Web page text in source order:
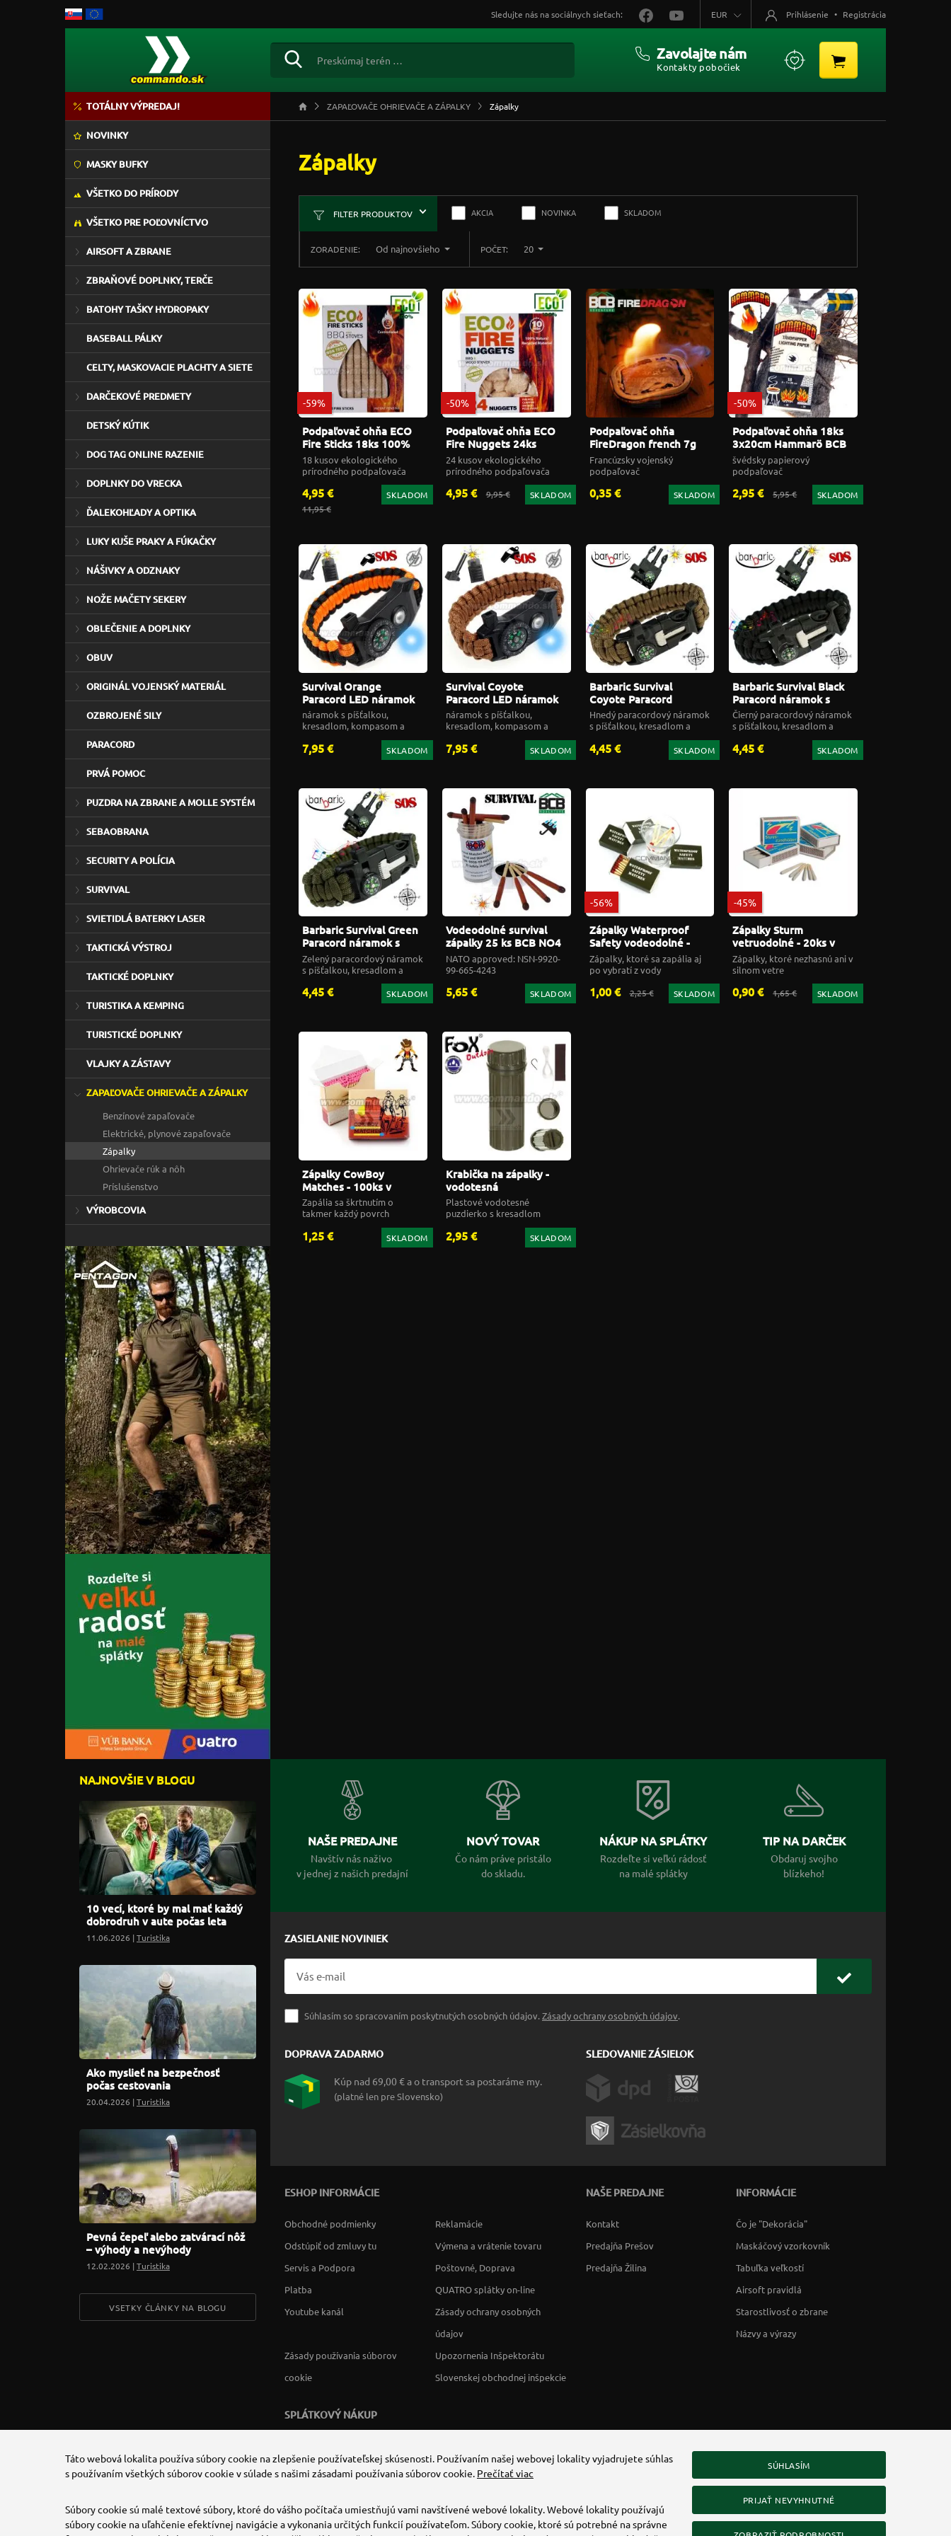
ZAPAĽOVAČE OHRIEVAČE A ZÁPALKY Zápalky
Zápalky
FILTER PRODUKTOV AKCIA NOVINKA SKLADOM
POČET: 20
ZORADENIE: Od najnovšieho
-59%
Podpaľovač ohňa ECO
Fire Sticks 18ks 100%
Natural
18 kusov ekologického
prírodného podpaľovača
4,95 €
11,95 €
SKLADOM
-50%
Podpaľovač ohňa ECO
Fire Nuggets 24ks
100% Natural
24 kusov ekologického
prírodného podpaľovača
4,95 € 9,95 € SKLADOM
Podpaľovač ohňa
FireDragon french 7g
fuel tabs BCB FD336A
Francúzsky vojenský
podpaľovač
0,35 € SKLADOM
-50%
Podpaľovač ohňa 18ks
3x20cm Hammarö BCB
Tinder CN332
švédsky papierový
podpaľovač
2,95 € 5,95 € SKLADOM
Survival Orange
Paracord LED náramok
kresadlo + kompas
Barbaric®
náramok s píšťalkou,
kresadlom, kompasom a
7,95 € SKLADOM
Survival Coyote
Paracord LED náramok
kresadlo + kompas
Barbaric®
náramok s píšťalkou,
kresadlom, kompasom a
7,95 € SKLADOM
Barbaric Survival
Coyote Paracord
náramok s kresadlom a
kompasom
Hnedý paracordový náramok
s píšťalkou, kresadlom a
4,45 € SKLADOM
Barbaric Survival Black
Paracord náramok s
kresadlom a kompasom
Čierný paracordový náramok
s píšťalkou, kresadlom a
4,45 € SKLADOM
Barbaric Survival Green
Paracord náramok s
kresadlom a kompasom
Zelený paracordový náramok
s píšťalkou, kresadlom a
4,45 € SKLADOM
Vodeodolné survival
zápalky 25 ks BCB NO4
MK3 CN327A
NATO approved: NSN-9920-
99-665-4243
5,65 € SKLADOM
-56%
Zápalky Waterproof
Safety vodeodolné -
4krabičky v balení
Zápalky, ktoré sa zapália aj
po vybratí z vody
1,00 € 2,25 € SKLADOM
-45%
Zápalky Sturm
vetruodolné - 20ks v
krabičke Swiss Made
Zápalky, ktoré nezhasnú ani v
silnom vetre
0,90 € 1,65 € SKLADOM
Zápalky CowBoy
Matches - 100ks v
krabičke
Zapália sa škrtnutím o
takmer každý povrch
1,25 € SKLADOM
Krabička na zápalky -
vodotesná
Plastové vodotesné
puzdierko s kresadlom
2,95 € SKLADOM
TOTÁLNY VÝPREDAJ!
NOVINKY
MASKY BUFKY
VŠETKO DO PRÍRODY
VŠETKO PRE POĽOVNÍCTVO
AIRSOFT A ZBRANE
ZBRAŇOVÉ DOPLNKY, TERČE
BATOHY TAŠKY HYDROPAKY
BASEBALL PÁLKY
CELTY, MASKOVACIE PLACHTY A SIETE
DARČEKOVÉ PREDMETY
DETSKÝ KÚTIK
DOG TAG ONLINE RAZENIE
DOPLNKY DO VRECKA
ĎALEKOHĽADY A OPTIKA
LUKY KUŠE PRAKY A FÚKAČKY
NÁŠIVKY A ODZNAKY
NOŽE MAČETY SEKERY
OBLEČENIE A DOPLNKY
OBUV
ORIGINÁL VOJENSKÝ MATERIÁL
OZBROJENÉ SILY
PARACORD
PRVÁ POMOC
PUZDRA NA ZBRANE A MOLLE SYSTÉM
SEBAOBRANA
SECURITY A POLÍCIA
SURVIVAL
SVIETIDLÁ BATERKY LASER
TAKTICKÁ VÝSTROJ
TAKTICKÉ DOPLNKY
TURISTIKA A KEMPING
TURISTICKÉ DOPLNKY
VLAJKY A ZÁSTAVY
ZAPAĽOVAČE OHRIEVAČE A ZÁPALKY
Benzínové zapaľovače
Elektrické, plynové zapaľovače
Zápalky
Ohrievače rúk a nôh
Príslušenstvo
VÝROBCOVIA
NAJNOVŠIE V BLOGU
10 vecí, ktoré by mal mať každý
dobrodruh v aute počas leta
11.06.2026 |Turistika
Ako myslieť na bezpečnosť
počas cestovania
20.04.2026 |Turistika
Pevná čepeľ alebo zatvárací nôž
– výhody a nevýhody
12.02.2026 |Turistika
VSETKY ČLÁNKY NA BLOGU
NAŠE PREDAJNE
Navštív nás naživo
v jednej z našich predajní
NOVÝ TOVAR
Čo nám práve pristálo
do skladu.
NÁKUP NA SPLÁTKY
Rozdeľte si veľkú rádosť
na malé splátky
TIP NA DARČEK
Obdaruj svojho
blízkeho!
ZASIELANIE NOVINIEK
Súhlasím so spracovaním poskytnutých osobných údajov.Zásady ochrany osobných údajov.
DOPRAVA ZADARMO
Kúp nad 69,00 € a o transport sa postaráme my.
(platné len pre Slovensko)
SLEDOVANIE ZÁSIELOK
ESHOP INFORMÁCIE
Obchodné podmienky
Reklamácie
Odstúpiť od zmluvy tu
Výmena a vrátenie tovaru
Servis a Podpora
Poštovné, Doprava
Platba
QUATRO splátky on-line
Youtube kanál
Zásady ochrany osobných
údajov
Zásady používania súborov
cookie
Upozornenia Inšpektorátu
Slovenskej obchodnej inšpekcie
NAŠE PREDAJNE
Kontakt
Predajňa Prešov
Predajňa Žilina
INFORMÁCIE
Čo je "Dekorácia"
Maskáčový vzorkovník
Tabuľka veľkostí
Airsoft pravidlá
Starostlivosť o zbrane
Názvy a výrazy
SPLÁTKOVÝ NÁKUP
Sledujte nás na sociálnych sieťach: EUR Prihlásenie • Registrácia
Zavolajte nám
Kontakty pobočiek
Táto webová lokalita používa súbory cookie na zlepšenie používateľskej skúsenosti. Používaním našej webovej lokality vyjadrujete súhlas
s používaním všetkých súborov cookie v súlade s našimi zásadami používania súborov cookie. Prečítať viac
Súbory cookie sú malé textové súbory, ktoré do vášho počítača umiestňujú vami navštívené webové lokality. Webové lokality používajú
súbory cookie na uľahčenie efektívnej navigácie a vykonania určitých funkcií používateľom. Súbory cookie, ktoré sú potrebné na správne
SÚHLASÍM
PRIJAŤ NEVYHNUTNÉ